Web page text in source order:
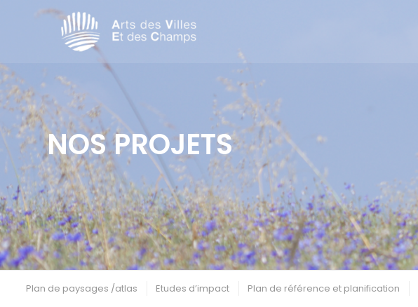
NOS PROJETS
Plan de paysages /atlas Etudes d’impact Plan de référence et planification